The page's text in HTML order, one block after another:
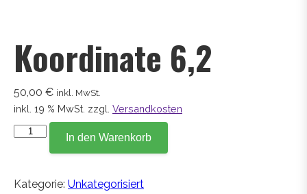
Koordinate 6,2
50,00 € inkl. MwSt.
inkl. 19 % MwSt. zzgl. Versandkosten
Koordinate
In den Warenkorb
Kategorie: Unkategorisiert